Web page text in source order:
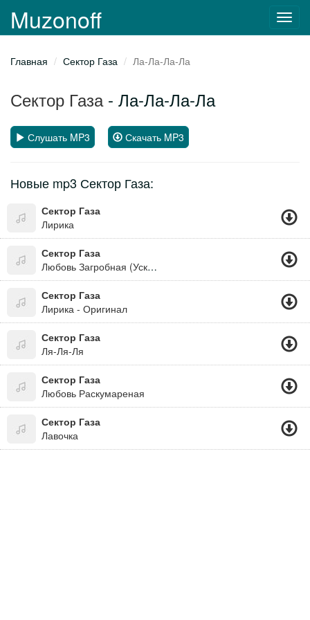
Muzonoff
Главная Сектор Газа Ла-Ла-Ла-Ла
Сектор Газа- Ла-Ла-Ла-Ла
Слушать MP3 Скачать MP3
Новые mp3 Сектор Газа:
Сектор Газа
Лирика
Сектор Газа
Любовь Загробная (Ускоренная Версия)
Сектор Газа
Лирика - Оригинал
Сектор Газа
Ля-Ля-Ля
Сектор Газа
Любовь Раскумареная
Сектор Газа
Лавочка